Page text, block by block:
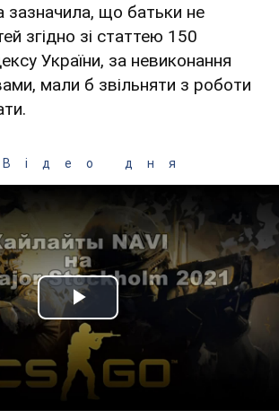
зазначила, що батьки не
згідно зі статтею 150
України, за невиконання
мали б звільняти з роботи
Відео дня
Play Video